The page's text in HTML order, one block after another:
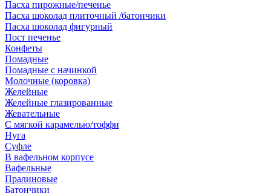
Пасха пирожные/печенье
Пасха шоколад плиточный /батончики
Пасха шоколад фигурный
Пост печенье
Конфеты
Помадные
Помадные с начинкой
Молочные (коровка)
Желейные
Желейные глазированные
Жевательные
С мягкой карамелью/тоффи
Нуга
Суфле
В вафельном корпусе
Вафельные
Пралиновые
Батончики